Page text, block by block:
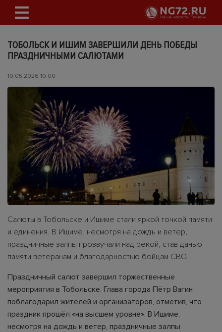
ТОБОЛЬСК И ИШИМ ЗАВЕРШИЛИ ДЕНЬ ПОБЕДЫ
ПРАЗДНИЧНЫМИ САЛЮТАМИ
10.05.2026 10:00
Салюты в Тобольске и Ишиме стали яркой точкой памяти
и единения. В Ишиме, несмотря на дождь и ветер,
праздничные залпы прозвучали над рекой, став данью
памяти ветеранам и благодарностью бойцам СВО.
Праздничный салют завершил торжественные
мероприятия в Тобольске. Глава города Пётр Вагин
поблагодарил жителей и организаторов, отметив, что
праздник прошёл «на высшем уровне». В Ишиме,
несмотря на дождь и ветер, праздничные залпы